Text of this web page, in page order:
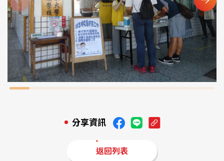
分享資訊
返回列表